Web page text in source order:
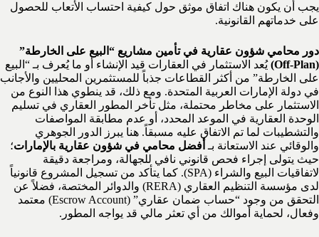
يجب أن يكون هناك اتفاق موثق حول كيفية احتساب الأتعاب للحصول
على خدماتهم القانونية.
دور محامي شؤون عقارية في تأمين مشاريع “البيع على الخارطة”
(Off-Plan)
يُعد الاستثمار في العقارات قيد الإنشاء أو ما يُعرف بـ “البيع
على الخارطة” من أكثر القطاعات جذباً للمستثمرين المحليين والأجانب
في دولة الإمارات العربية المتحدة. ومع ذلك، قد ينطوي هذا النوع من
الاستثمار على مخاطر محتملة، مثل تأخر المطور العقاري في تسليم
الوحدة العقارية في الموعد المحدد، أو عدم مطابقة المواصفات
والتشطيبات لما تم الاتفاق عليه مسبقاً. هنا يبرز الدور الجوهري
والوقائي عند الاستعانة بـ أفضل محامي في شؤون عقارية بالإمارات؛
حيث يتولى إجراء فحص قانوني نافي للجهالة، ومراجعة دقيقة
لاتفاقيات البيع والشراء (SPA). كما يتأكد من تسجيل المشروع قانونياً
لدى مؤسسة التنظيم العقاري (RERA) والدوائر المختصة، فضلاً عن
التحقق من وجود “حساب ضمان عقاري” (Escrow Account) معتمد
وفعال، لحماية أموالك من أي تعثر مالي قد يواجه المطور.